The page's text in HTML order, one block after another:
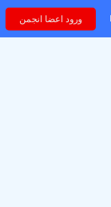
ورود اعضا انجمن